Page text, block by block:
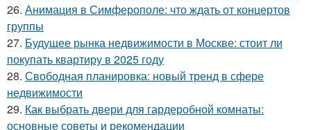
26. Анимация в Симферополе: что ждать от концертов
группы
27. Будущее рынка недвижимости в Москве: стоит ли
покупать квартиру в 2025 году
28. Свободная планировка: новый тренд в сфере
недвижимости
29. Как выбрать двери для гардеробной комнаты:
основные советы и рекомендации